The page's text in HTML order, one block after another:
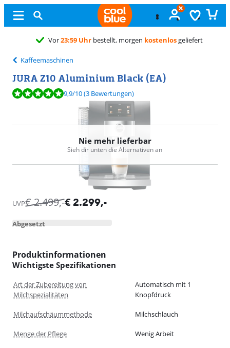
Vor23:59 Uhrbestellt, morgen kostenlosgeliefert
Kaffeemaschinen
JURA Z10 Aluminium Black (EA)
Bewertet mit 9,9 von 10, basierend auf 3 Bewertungen.
9,9/10(3 Bewertungen)
Nie mehr lieferbar
Sieh dir unten die Alternativen an
UVP€2.499,-€ 2.299,-
Abgesetzt
Produktinformationen
Wichtigste Spezifikationen
Art der Zubereitung von
Milchspezialitäten
Automatisch mit 1
Knopfdruck
Milchaufschäummethode Milchschlauch
Menge der Pflege Wenig Arbeit